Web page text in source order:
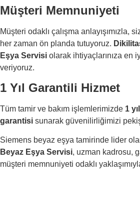
Müşteri Memnuniyeti
Müşteri odaklı çalışma anlayışımızla,
her zaman ön planda tutuyoruz.
Eşya Servisi olarak ihtiyaçlarınıza en
veriyoruz.
1 Yıl Garantili Hizmet
Tüm tamir ve bakım işlemlerimizde 1
garantisi sunarak güvenilirliğimizi
Siemens beyaz eşya tamirinde lider
Beyaz Eşya Servisi, uzman kadrosu,
müşteri memnuniyeti odaklı